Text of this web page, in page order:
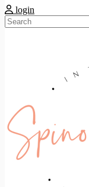
login